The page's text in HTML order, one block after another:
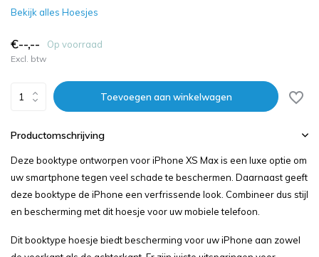
Bekijk alles Hoesjes
€--,-- Op voorraad
Excl. btw
Toevoegen aan winkelwagen
Productomschrijving
Deze booktype ontworpen voor iPhone XS Max is een luxe optie om
uw smartphone tegen veel schade te beschermen. Daarnaast geeft
deze booktype de iPhone een verfrissende look. Combineer dus stijl
en bescherming met dit hoesje voor uw mobiele telefoon.
Dit booktype hoesje biedt bescherming voor uw iPhone aan zowel